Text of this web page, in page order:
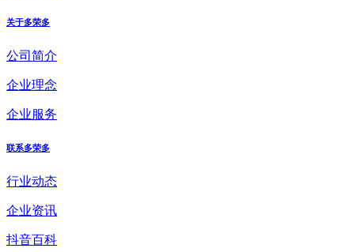
关于多荣多
公司简介
企业理念
企业服务
联系多荣多
行业动态
企业资讯
抖音百科